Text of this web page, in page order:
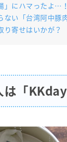
」にハマったよ…！
い「台湾阿中豚肉
り寄せはいかが？
「